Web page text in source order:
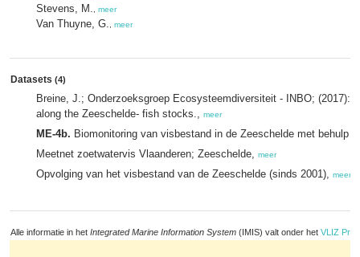
Stevens, M. meer
Van Thuyne, G. meer
Datasets (4)
Breine, J.; Onderzoeksgroep Ecosysteemdiversiteit - INBO; (2017):
along the Zeeschelde- fish stocks., meer
ME-4b. Biomonitoring van visbestand in de Zeeschelde met behulp
Meetnet zoetwatervis Vlaanderen; Zeeschelde, meer
Opvolging van het visbestand van de Zeeschelde (sinds 2001), meer
Alle informatie in het Integrated Marine Information System (IMIS) valt onder het VLIZ